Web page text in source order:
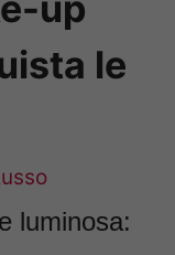
le
luminosa: